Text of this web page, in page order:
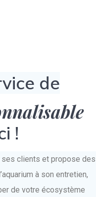
de
!
clients et propose des
à son entretien,
de votre écosystème